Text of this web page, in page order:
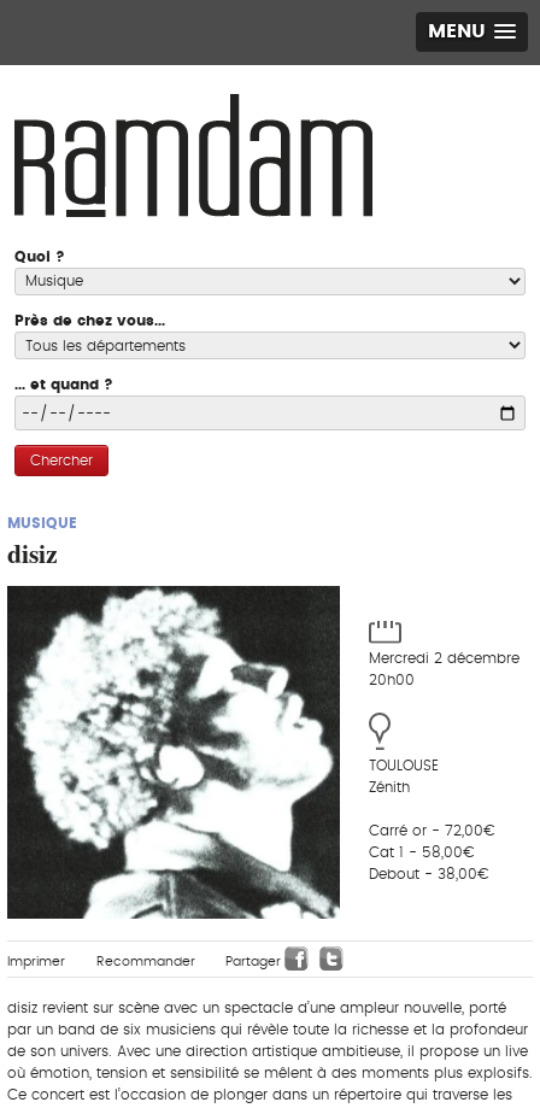
MENU
Quoi ?
Près de chez vous...
... et quand ?
Chercher
MUSIQUE
disiz
Mercredi 2 décembre
20h00
TOULOUSE
Zénith
Carré or - 72,00€
Cat 1 - 58,00€
Debout - 38,00€
Imprimer Recommander Partager
disiz revient sur scène avec un spectacle d’une ampleur nouvelle, porté
par un band de six musiciens qui révèle toute la richesse et la profondeur
de son univers. Avec une direction artistique ambitieuse, il propose un live
où émotion, tension et sensibilité se mêlent à des moments plus explosifs.
Ce concert est l’occasion de plonger dans un répertoire qui traverse les